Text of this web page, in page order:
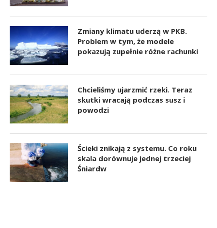
Zmiany klimatu uderzą w PKB.
Problem w tym, że modele
pokazują zupełnie różne rachunki
Chcieliśmy ujarzmić rzeki. Teraz
skutki wracają podczas susz i
powodzi
Ścieki znikają z systemu. Co roku
skala dorównuje jednej trzeciej
Śniardw